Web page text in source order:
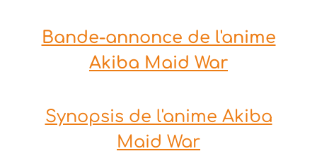
Bande-annonce de l'anime
Akiba Maid War
Synopsis de l'anime Akiba
Maid War